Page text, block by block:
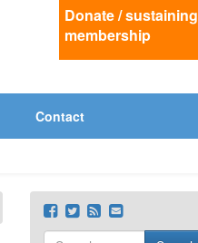
Donate / sustaining
membership
Contact